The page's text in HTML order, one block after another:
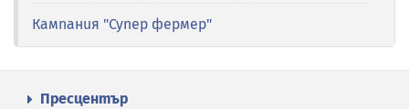
Кампания "Супер фермер"
Пресцентър